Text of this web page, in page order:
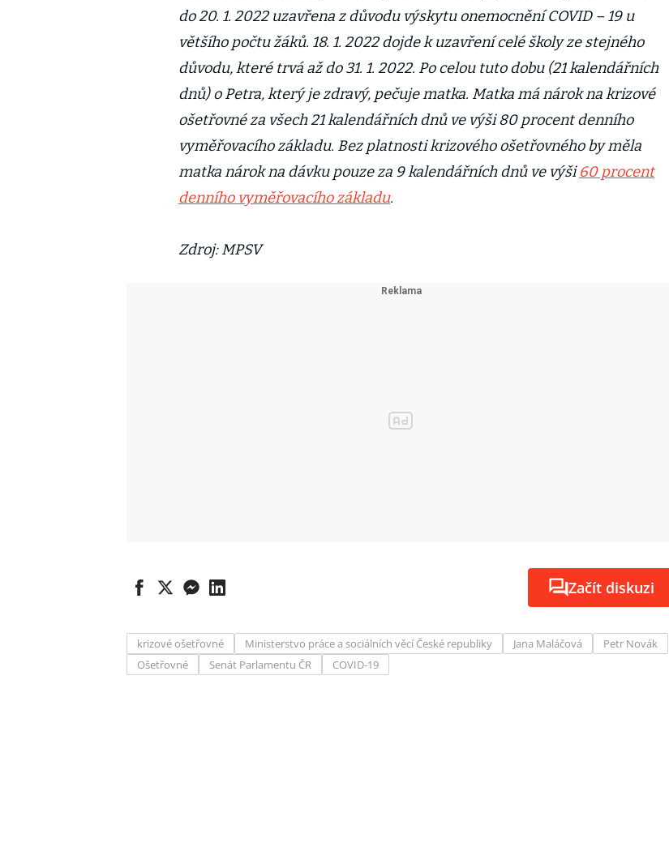
do 20. 1. 2022 uzavřena z důvodu výskytu onemocnění COVID – 19 u
většího počtu žáků. 18. 1. 2022 dojde k uzavření celé školy ze stejného
důvodu, které trvá až do 31. 1. 2022. Po celou tuto dobu (21 kalendářních
dnů) o Petra, který je zdravý, pečuje matka. Matka má nárok na krizové
ošetřovné za všech 21 kalendářních dnů ve výši 80 procent denního
vyměřovacího základu. Bez platnosti krizového ošetřovného by měla
matka nárok na dávku pouze za 9 kalendářních dnů ve výši60 procent
denního vyměřovacího základu.
Zdroj: MPSV
Začít diskuzi
krizové ošetřovné Ministerstvo práce a sociálních věcí České republiky Jana Maláčová
Petr Novák
Ošetřovné
Senát Parlamentu ČR COVID-19